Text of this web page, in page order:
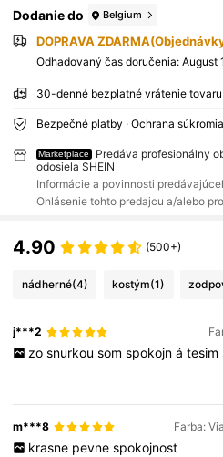
Dodanie do Belgium
DOPRAVA
​Odhadovaný čas doručenia: August
30-denné bezplatné vrátenie tovaru
Bezpečné platby · Ochrana súkromia
Marketplace
Predáva profesionálny
odosiela SHEIN
Informácie a povinnosti
Ohlásenie tohto predajcu a/alebo
4.90 (500+)
nádherné(4) kostým(1)
j***2
zo snurkou som spokojn á tesim
m***8 Farba:
krasne pevne spokojnost